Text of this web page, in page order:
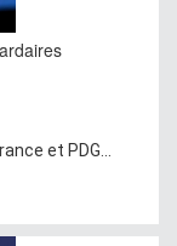
et PDG...